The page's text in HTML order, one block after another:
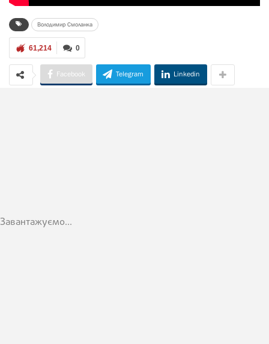
Володимир Смоланка
0
61,214
Facebook Telegram Linkedin
Завантажуємо...